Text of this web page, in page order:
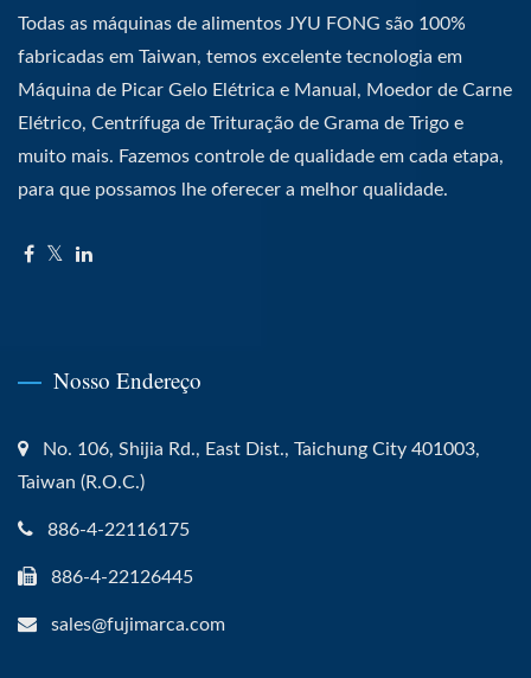
Todas as máquinas de alimentos JYU FONG são 100%
fabricadas em Taiwan, temos excelente tecnologia em
Máquina de Picar Gelo Elétrica e Manual, Moedor de Carne
Elétrico, Centrífuga de Trituração de Grama de Trigo e
muito mais. Fazemos controle de qualidade em cada etapa,
para que possamos lhe oferecer a melhor qualidade.
Nosso Endereço
No. 106, Shijia Rd., East Dist., Taichung City 401003,
Taiwan (R.O.C.)
886-4-22116175
886-4-22126445
sales@fujimarca.com